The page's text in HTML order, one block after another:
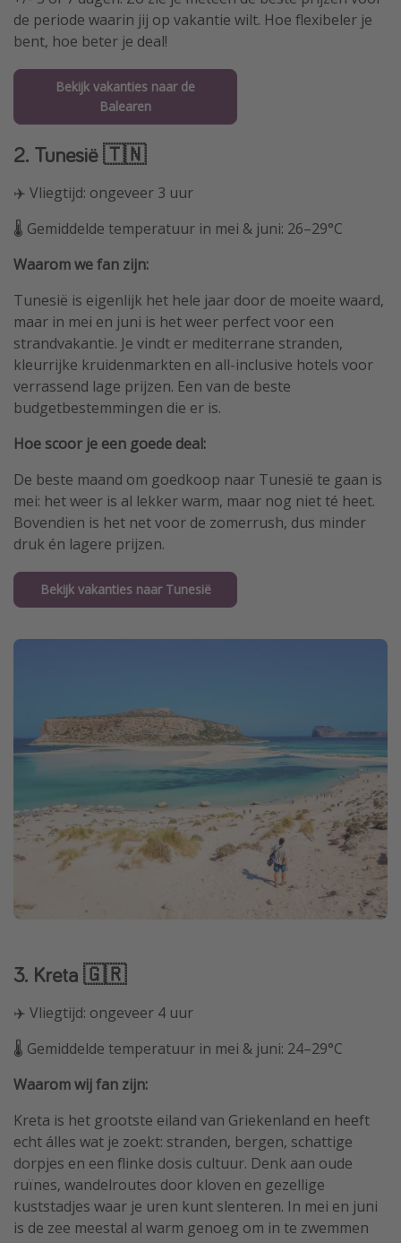
de periode waarin jij op vakantie wilt. Hoe flexibeler je
bent, hoe beter je deal!
Bekijk vakanties naar de
Balearen
2. Tunesië 🇹🇳
✈️ Vliegtijd: ongeveer 3 uur
🌡️ Gemiddelde temperatuur in mei & juni: 26–29°C
Waarom we fan zijn:
Tunesië is eigenlijk het hele jaar door de moeite waard,
maar in mei en juni is het weer perfect voor een
strandvakantie. Je vindt er mediterrane stranden,
kleurrijke kruidenmarkten en all-inclusive hotels voor
verrassend lage prijzen. Een van de beste
budgetbestemmingen die er is.
Hoe scoor je een goede deal:
De beste maand om goedkoop naar Tunesië te gaan is
mei: het weer is al lekker warm, maar nog niet té heet.
Bovendien is het net voor de zomerrush, dus minder
druk én lagere prijzen.
Bekijk vakanties naar Tunesië
3. Kreta 🇬🇷
✈️ Vliegtijd: ongeveer 4 uur
🌡️ Gemiddelde temperatuur in mei & juni: 24–29°C
Waarom wij fan zijn:
Kreta is het grootste eiland van Griekenland en heeft
echt álles wat je zoekt: stranden, bergen, schattige
dorpjes en een flinke dosis cultuur. Denk aan oude
ruïnes, wandelroutes door kloven en gezellige
kuststadjes waar je uren kunt slenteren. In mei en juni
is de zee meestal al warm genoeg om in te zwemmen